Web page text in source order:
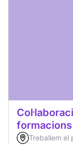
formacions
Treballem el